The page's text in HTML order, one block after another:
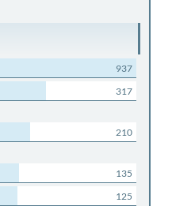
937
317
210
135
125